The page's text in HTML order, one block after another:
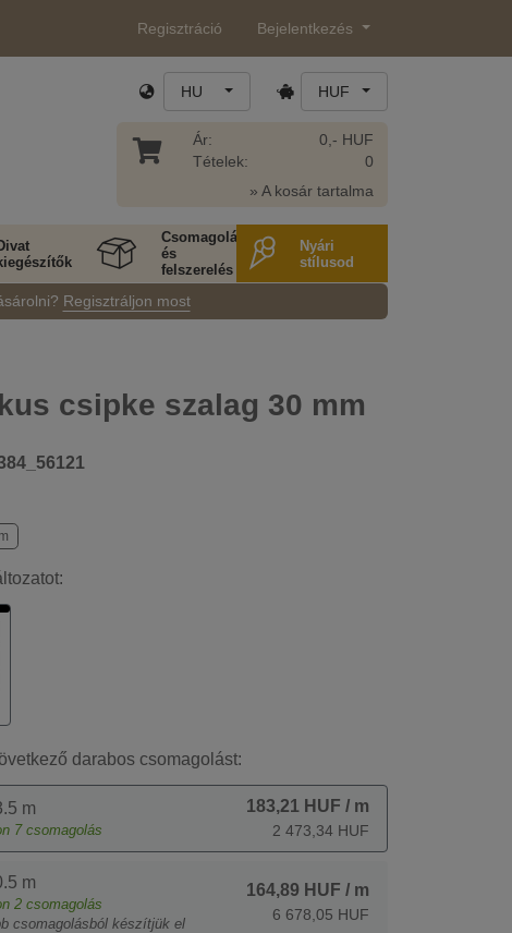
Regisztráció Bejelentkezés
HU HUF
Ár:
Tételek:
0,- HUF
0
» A kosár tartalma
Csomagolás
és
felszerelés
Nyári
stílusod
Regisztráljon most
csipke szalag 30 mm
darabos csomagolást:
m
7 csomagolás
183,21 HUF / m
2 473,34 HUF
m
2 csomagolás
csomagolásból készítjük el
164,89 HUF / m
6 678,05 HUF